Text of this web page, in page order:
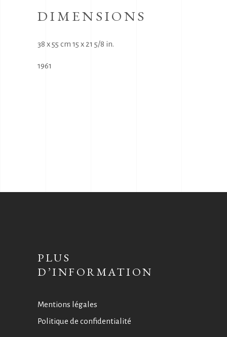
DIMENSIONS
38 x 55 cm 15 x 21 5/8 in.
1961
PLUS
D’INFORMATION
Mentions légales
Politique de confidentialité